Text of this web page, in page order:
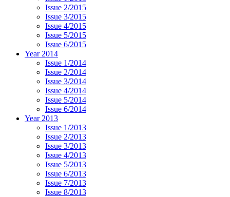
Issue 2/2015
Issue 3/2015
Issue 4/2015
Issue 5/2015
Issue 6/2015
Year 2014
Issue 1/2014
Issue 2/2014
Issue 3/2014
Issue 4/2014
Issue 5/2014
Issue 6/2014
Year 2013
Issue 1/2013
Issue 2/2013
Issue 3/2013
Issue 4/2013
Issue 5/2013
Issue 6/2013
Issue 7/2013
Issue 8/2013